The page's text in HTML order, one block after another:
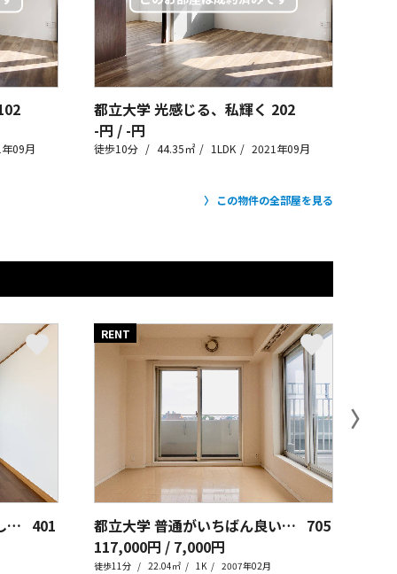
09月
都立大学 光感じる、私輝く 202
-円 / -円
徒歩10分 44.35㎡ 1LDK 2021年09月
この物件の全部屋を見る
学芸大学 奥行きのある暮らし、余白ある収納 401
RENT
都立大学 普通がいちばん良いんです 705
117,000円 / 7,000円
徒歩11分 22.04㎡ 1K 2007年02月
〉